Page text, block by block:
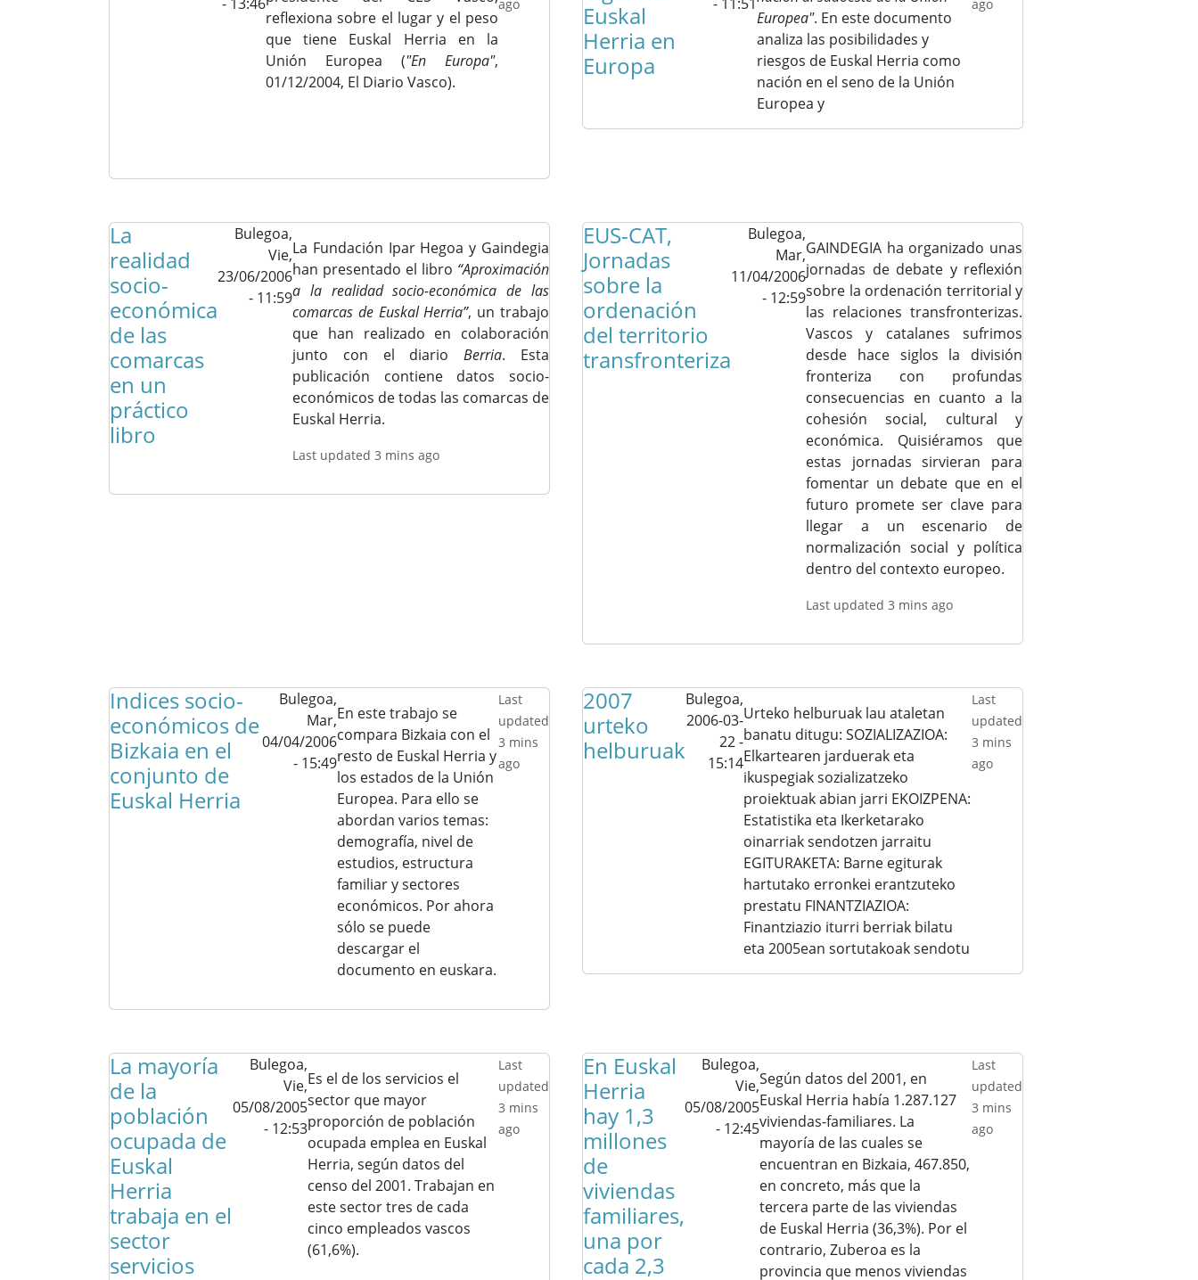
reflexiona sobre el lugar y el peso
que tiene Euskal Herria en la
Unión Europea ("En Europa",
01/12/2004, El Diario Vasco).
ago
Euskal
Herria en
Europa
Europea". En este documento
analiza las posibilidades y
riesgos de Euskal Herria como
nación en el seno de la Unión
Europea y
ago
La
realidad
socio-
económica
de las
comarcas
en un
práctico
libro
Bulegoa,
Vie,
23/06/2006
- 11:59
La Fundación Ipar Hegoa y Gaindegia
han presentado el libro “Aproximación
a la realidad socio-económica de las
comarcas de Euskal Herria”, un trabajo
que han realizado en colaboración
junto con el diarioBerria. Esta
publicación contiene datos socio-
económicos de todas las comarcas de
Euskal Herria.
Last updated 3 mins ago
EUS-CAT,
Jornadas
sobre la
ordenación
del territorio
transfronteriza
Bulegoa,
Mar,
11/04/2006
- 12:59
GAINDEGIA ha organizado unas
jornadas de debate y reflexión
sobre la ordenación territorial y
las relaciones transfronterizas.
Vascos y catalanes sufrimos
desde hace siglos la división
fronteriza con profundas
consecuencias en cuanto a la
cohesión social, cultural y
económica. Quisiéramos que
estas jornadas sirvieran para
fomentar un debate que en el
futuro promete ser clave para
llegar a un escenario de
normalización social y política
dentro del contexto europeo.
Last updated 3 mins ago
Indices socio-
económicos de
Bizkaia en el
conjunto de
Euskal Herria
Bulegoa,
Mar,
04/04/2006
- 15:49
En este trabajo se
compara Bizkaia con el
resto de Euskal Herria y
los estados de la Unión
Europea. Para ello se
abordan varios temas:
demografía, nivel de
estudios, estructura
familiar y sectores
económicos. Por ahora
sólo se puede
descargar el
documento en euskara.
Last
updated
3 mins
ago
2007
urteko
helburuak
Bulegoa,
2006-03-
22 -
15:14
Urteko helburuak lau ataletan
banatu ditugu: SOZIALIZAZIOA:
Elkartearen jarduerak eta
ikuspegiak sozializatzeko
proiektuak abian jarri EKOIZPENA:
Estatistika eta Ikerketarako
oinarriak sendotzen jarraitu
EGITURAKETA: Barne egiturak
hartutako erronkei erantzuteko
prestatu FINANTZIAZIOA:
Finantziazio iturri berriak bilatu
eta 2005ean sortutakoak sendotu
Last
updated
3 mins
ago
La mayoría
de la
población
ocupada de
Euskal
Herria
trabaja en el
sector
servicios
Bulegoa,
Vie,
05/08/2005
- 12:53
Es el de los servicios el
sector que mayor
proporción de población
ocupada emplea en Euskal
Herria, según datos del
censo del 2001. Trabajan en
este sector tres de cada
cinco empleados vascos
(61,6%).
Last
updated
3 mins
ago
En Euskal
Herria
hay 1,3
millones
de
viviendas
familiares,
una por
cada 2,3
Bulegoa,
Vie,
05/08/2005
- 12:45
Según datos del 2001, en
Euskal Herria había 1.287.127
viviendas-familiares. La
mayoría de las cuales se
encuentran en Bizkaia, 467.850,
en concreto, más que la
tercera parte de las viviendas
de Euskal Herria (36,3%). Por el
contrario, Zuberoa es la
provincia que menos viviendas
Last
updated
3 mins
ago